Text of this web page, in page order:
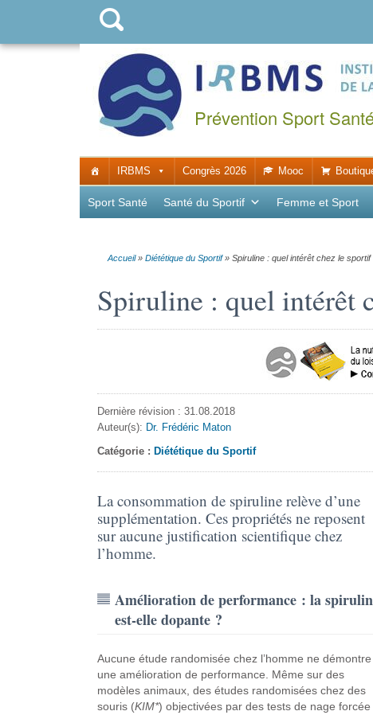
Prévention Sport
IRBMS Congrès 2026 Mooc
Sport Santé Santé du Sportif Femme et Sport
Accueil» Diététique du Sportif» Spiruline : quel intérêt chez le sportif
Spiruline : quel intérêt
Dernière révision : 31.08.2018
Auteur(s): Dr. Frédéric Maton
Catégorie : Diététique du Sportif
La consommation de spiruline relève d’une
supplémentation. Ces propriétés ne reposent
sur aucune justification scientifique chez
l’homme.
Amélioration de performance : la
est-elle dopante ?
Aucune étude randomisée chez l’homme ne démontre
une amélioration de performance. Même sur des
modèles animaux, des études randomisées chez des
souris (KIM*) objectivées par des tests de nage forcée